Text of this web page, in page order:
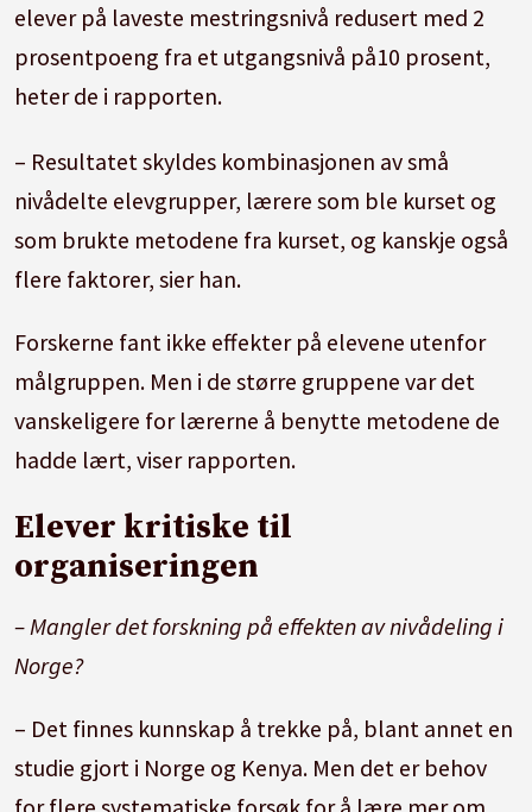
elever på laveste mestringsnivå redusert med 2
prosentpoeng fra et utgangsnivå på10 prosent,
heter de i rapporten.
– Resultatet skyldes kombinasjonen av små
nivådelte elevgrupper, lærere som ble kurset og
som brukte metodene fra kurset, og kanskje også
flere faktorer, sier han.
Forskerne fant ikke effekter på elevene utenfor
målgruppen. Men i de større gruppene var det
vanskeligere for lærerne å benytte metodene de
hadde lært, viser rapporten.
Elever kritiske til
organiseringen
– Mangler det forskning på effekten av nivådeling i
Norge?
– Det finnes kunnskap å trekke på, blant annet en
studie gjort i Norge og Kenya. Men det er behov